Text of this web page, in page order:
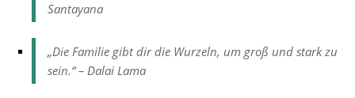
Santayana
„Die Familie gibt dir die Wurzeln, um groß und stark zu
sein.“ – Dalai Lama